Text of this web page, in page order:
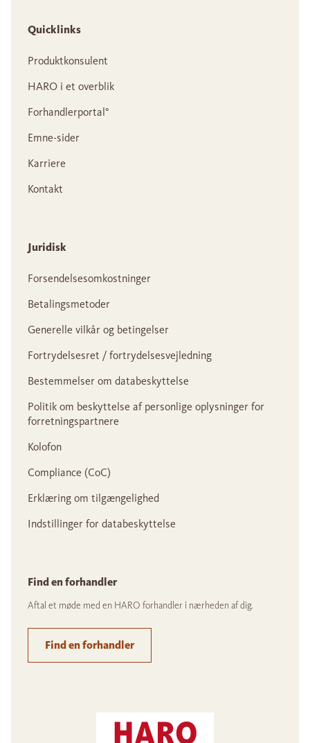
Quicklinks
Produktkonsulent
HARO i et overblik
Forhandlerportal°
Emne-sider
Karriere
Kontakt
Juridisk
Forsendelsesomkostninger
Betalingsmetoder
Generelle vilkår og betingelser
Fortrydelsesret / fortrydelsesvejledning
Bestemmelser om databeskyttelse
Politik om beskyttelse af personlige oplysninger for
forretningspartnere
Kolofon
Compliance (CoC)
Erklæring om tilgængelighed
Indstillinger for databeskyttelse
Find en forhandler
Aftal et møde med en HARO forhandler i nærheden af dig.
Find en forhandler